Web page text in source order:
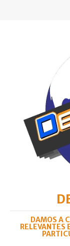
DAMOS A
RELEVANTES